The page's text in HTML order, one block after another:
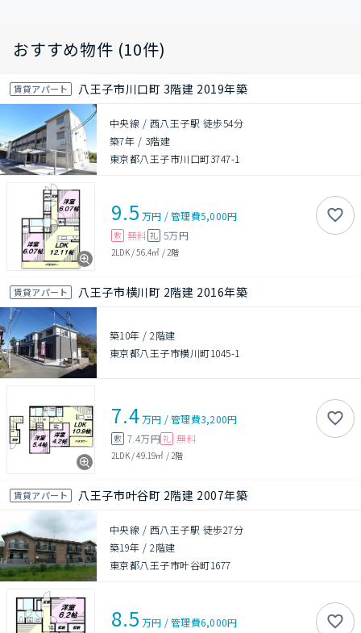
おすすめ物件 (10件)
賃貸アパート 八王子市川口町 3階建 2019年築
中央線 / 西八王子駅 徒歩54分
築7年 / 3階建
東京都八王子市川口町3747-1
9.5 万円 /管理費5,000円
敷 無料 礼 5万円
2LDK/56.4㎡ / 2階
賃貸アパート 八王子市横川町 2階建 2016年築
築10年 /2階建
東京都八王子市横川町1045-1
7.4万円 /管理費3,200円
敷 7.4万円 礼 無料
2LDK/49.19㎡ / 2階
賃貸アパート 八王子市叶谷町 2階建 2007年築
中央線 / 西八王子駅 徒歩27分
築19年 /2階建
東京都八王子市叶谷町1677
8.5 万円 /管理費6,000円